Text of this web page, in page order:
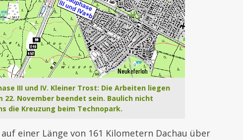
III und IV. Kleiner Trost: Die Arbeiten liegen
November beendet sein. Baulich nicht
die Kreuzung beim Technopark.
einer Länge von 161 Kilometern Dachau über